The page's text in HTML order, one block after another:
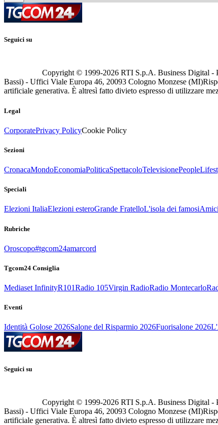
Seguici su
Copyright © 1999-2026 RTI S.p.A. Business Digital -
Bassi) - Uffici Viale Europa 46, 20093 Cologno Monzese (MI)
artificiale generativa. È altresì fatto divieto espresso di utilizzare
Legal
CorporatePrivacy PolicyCookie Policy
Sezioni
CronacaMondoEconomiaPoliticaSpettacoloTelevisionePeople
Speciali
Elezioni ItaliaElezioni esteroGrande FratelloL'isola dei famosiAmici
Rubriche
Oroscopo#tgcom24amarcord
Tgcom24 Consiglia
Mediaset InfinityR101Radio 105Virgin RadioRadio Montecarlo
Eventi
Identità Golose 2026Salone del Risparmio 2026Fuorisalone 2026
Seguici su
Copyright © 1999-2026 RTI S.p.A. Business Digital -
Bassi) - Uffici Viale Europa 46, 20093 Cologno Monzese (MI)
artificiale generativa. È altresì fatto divieto espresso di utilizzare